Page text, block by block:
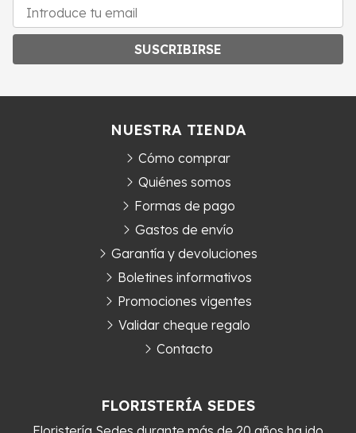
SUSCRIBIRSE
FLORISTERÍA SEDES
NUESTRA TIENDA
Cómo comprar
Quiénes somos
Formas de pago
Gastos de envío
Garantía y devoluciones
Boletines informativos
Promociones vigentes
Validar cheque regalo
Contacto